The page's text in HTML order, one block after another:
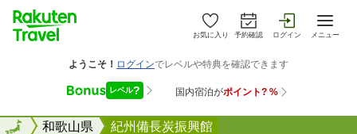
お気に入り 予約確認 ログイン メニュー
全国和歌山県 紀州備長炭振興館
全国